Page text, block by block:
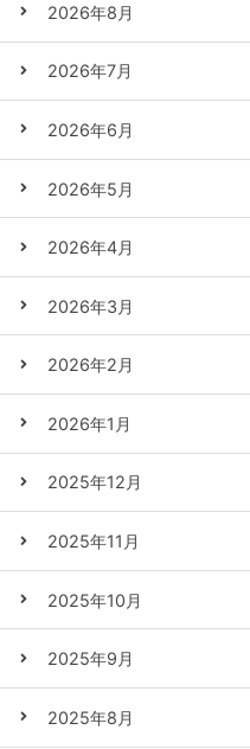
2026年8月
2026年7月
2026年6月
2026年5月
2026年4月
2026年3月
2026年2月
2026年1月
2025年12月
2025年11月
2025年10月
2025年9月
2025年8月